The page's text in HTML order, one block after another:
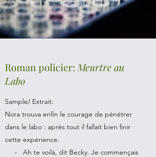
Roman policier: Meurtre au
Labo
Sample/ Extrait:
Nora trouva enfin le courage de pénétrer
dans le labo : après tout il fallait bien finir
cette expérience.
- Ah te voilà, dit Becky. Je commençais